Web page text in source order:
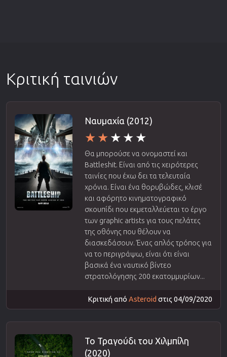
Κριτική ταινιών
Ναυμαχία (2012)
Θα μπορούσε να ονομαστεί και
Battleshit. Είναι από τις χειρότερες
ταινίες που έχω δει τα τελευταία
χρόνια. Είναι ένα θορυβώδες, κλισέ
και αφόρητο κινηματογραφικό
σκουπίδι που εκμεταλλεύεται το έργο
των graphic artists για τους πελάτες
της οθόνης που θέλουν να
διασκεδάσουν. Ένας απλός τρόπος για
να το περιγράψω, είναι ότι είναι
βασικά ένα ναυτικό βίντεο
στρατολόγησης 200 εκατομμυρίων...
Κριτική από Asteroid στις 04/09/2020
Το Τραγούδι του Χιλμπίλη
(2020)